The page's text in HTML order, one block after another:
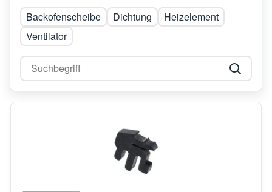
Backofenscheibe
Dichtung
Heizelement
Ventilator